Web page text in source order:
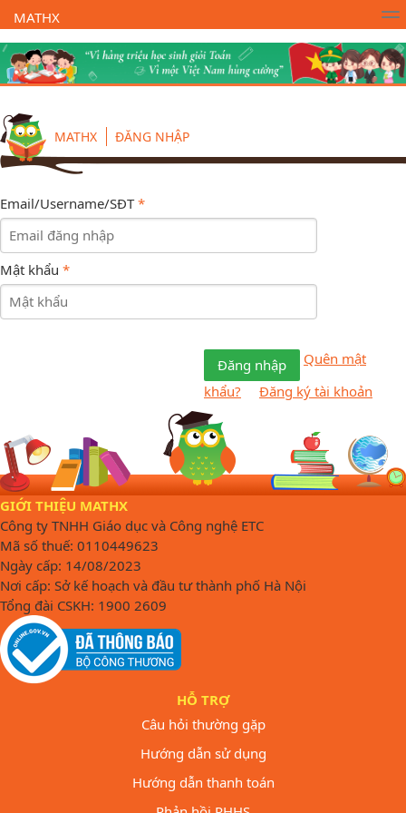
MATHX
Trường Toán Online MATHX Học toán - Lớp 1
MATHX ĐĂNG NHẬP
Email/Username/SĐT*
Mật khẩu *
Đăng nhập
Quên mật
khẩu?
Đăng ký tài khoản
GIỚI THIỆU MATHX
Công ty TNHH Giáo dục và Công nghệ ETC
Mã số thuế: 0110449623
Ngày cấp: 14/08/2023
Nơi cấp: Sở kế hoạch và đầu tư thành phố Hà Nội
Tổng đài CSKH: 1900 2609
HỖ TRỢ
Câu hỏi thường gặp
Hướng dẫn sử dụng
Hướng dẫn thanh toán